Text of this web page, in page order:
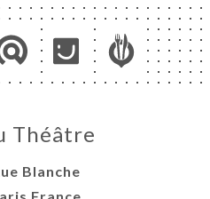
Théâtre
Blanche